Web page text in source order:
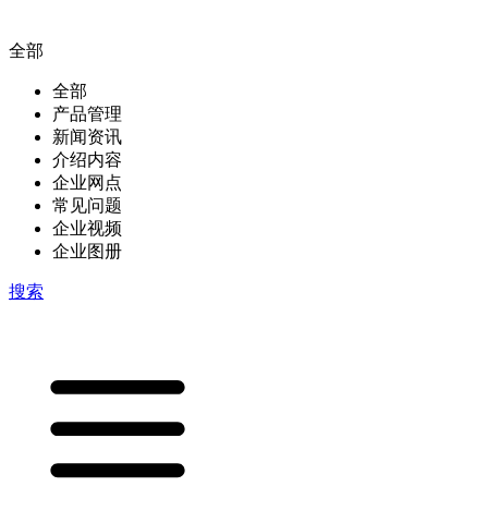
全部
全部
产品管理
新闻资讯
介绍内容
企业网点
常见问题
企业视频
企业图册
搜索